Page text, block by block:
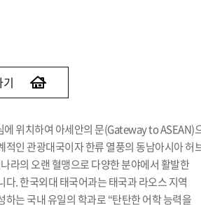
에 위치하여 아세안의 문(Gateway to ASEAN)
적인 관광대국이자 한류 열풍의 동남아시아 허
라의 오랜 혈맹으로 다양한 분야에서 활발한
다. 한국외대 태국어과는 태국과 라오스 지역
하는 국내 유일의 학과로 “탄탄한 어학 능력을